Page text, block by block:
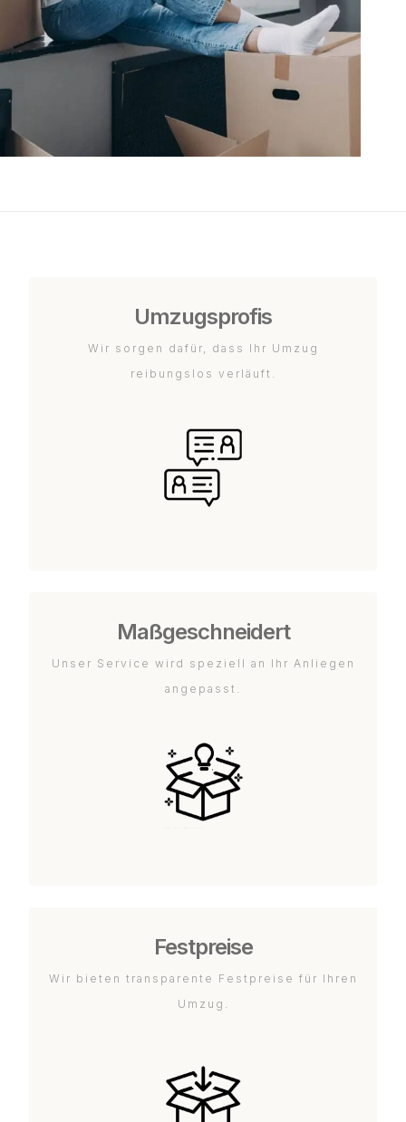
Umzugsprofis
Wir sorgen dafür, dass Ihr Umzug
reibungslos verläuft.
Maßgeschneidert
Unser Service wird speziell an Ihr Anliegen
angepasst.
Festpreise
Wir bieten transparente Festpreise für Ihren
Umzug.